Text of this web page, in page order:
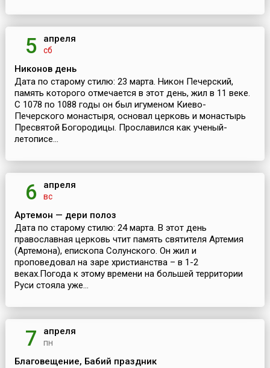
5 апреля
сб
Никонов день
Дата по старому стилю: 23 марта. Никон Печерский,
память которого отмечается в этот день, жил в 11 веке.
С 1078 по 1088 годы он был игуменом Киево-
Печерского монастыря, основал церковь и монастырь
Пресвятой Богородицы. Прославился как ученый-
летописе...
6 апреля
вс
Артемон — дери полоз
Дата по старому стилю: 24 марта. В этот день
православная церковь чтит память святителя Артемия
(Артемона), епископа Солунского. Он жил и
проповедовал на заре христианства – в 1-2
веках.Погода к этому времени на большей территории
Руси стояла уже...
7 апреля
пн
Благовещение, Бабий праздник